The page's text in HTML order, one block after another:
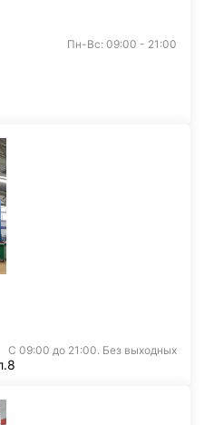
Пн-Вс: 09:00 - 21:00
С 09:00 до 21:00. Без выходных